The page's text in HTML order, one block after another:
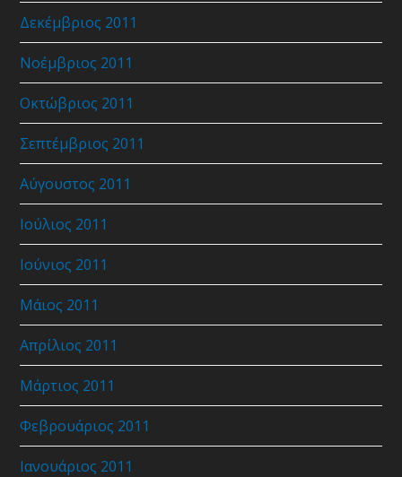
Δεκέμβριος 2011
Νοέμβριος 2011
Οκτώβριος 2011
Σεπτέμβριος 2011
Αύγουστος 2011
Ιούλιος 2011
Ιούνιος 2011
Μάιος 2011
Απρίλιος 2011
Μάρτιος 2011
Φεβρουάριος 2011
Ιανουάριος 2011